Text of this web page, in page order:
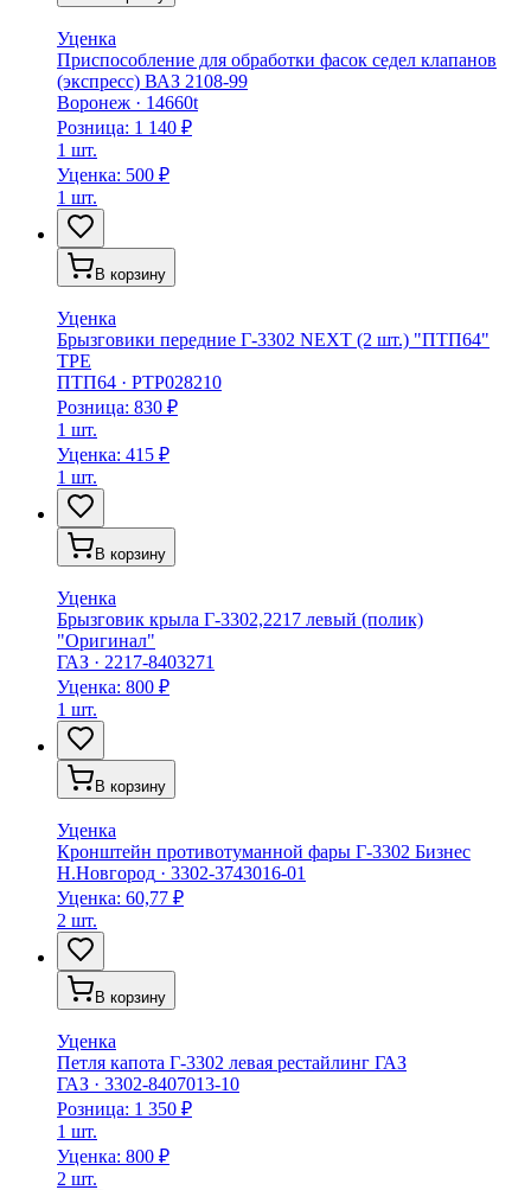
Уценка
Приспособление для обработки фасок седел клапанов
(экспресс) ВАЗ 2108-99
Воронеж · 14660t
Розница: 1 140 ₽
1 шт.
Уценка: 500 ₽
1 шт.
В корзину
Уценка
Брызговики передние Г-3302 NEXT (2 шт.) "ПТП64"
TPE
ПТП64 · PTP028210
Розница: 830 ₽
1 шт.
Уценка: 415 ₽
1 шт.
В корзину
Уценка
Брызговик крыла Г-3302,2217 левый (полик)
"Оригинал"
ГАЗ · 2217-8403271
Уценка: 800 ₽
1 шт.
В корзину
Уценка
Кронштейн противотуманной фары Г-3302 Бизнес
Н.Новгород · 3302-3743016-01
Уценка: 60,77 ₽
2 шт.
В корзину
Уценка
Петля капота Г-3302 левая рестайлинг ГАЗ
ГАЗ · 3302-8407013-10
Розница: 1 350 ₽
1 шт.
Уценка: 800 ₽
2 шт.